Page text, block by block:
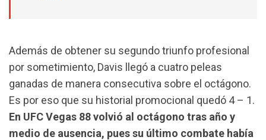
Además de obtener su segundo triunfo profesional
por sometimiento, Davis llegó a cuatro peleas
ganadas de manera consecutiva sobre el octágono.
Es por eso que su historial promocional quedó 4 – 1.
En UFC Vegas 88 volvió al octágono tras año y
medio de ausencia, pues su último combate había